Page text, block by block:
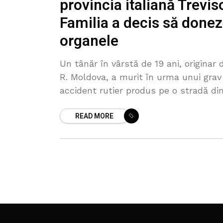
provincia italiană
Familia a decis să
organele
Un tânăr în vârstă de 19 ani, originar
R. Moldova, a murit în urma unui grav
accident rutier produs pe o stradă din
READ MORE